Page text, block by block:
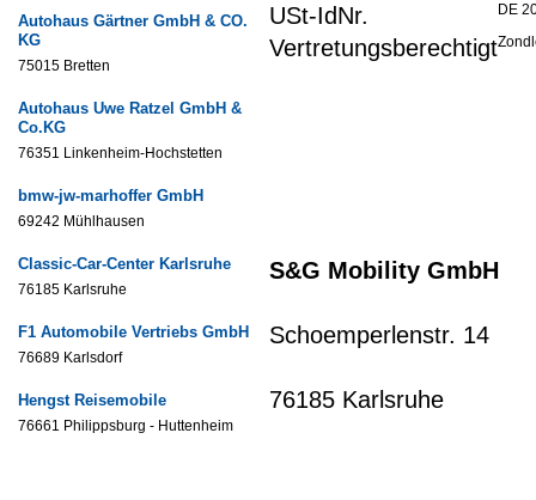
Autohaus Gärtner GmbH & CO.
KG
75015 Bretten
Autohaus Uwe Ratzel GmbH &
Co.KG
76351 Linkenheim-Hochstetten
bmw-jw-marhoffer GmbH
69242 Mühlhausen
Classic-Car-Center Karlsruhe
76185 Karlsruhe
F1 Automobile Vertriebs GmbH
76689 Karlsdorf
Hengst Reisemobile
76661 Philippsburg - Huttenheim
USt-IdNr. DE
Vertretungsberechtigt
S&G Mobility GmbH
Schoemperlenstr. 14
76185 Karlsruhe